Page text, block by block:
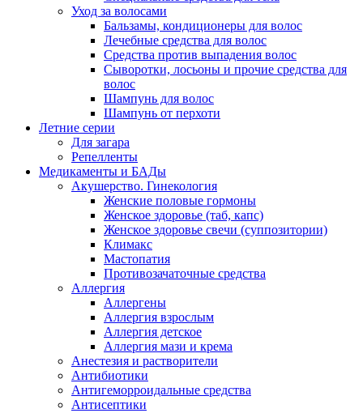
Уход за волосами
Бальзамы, кондиционеры для волос
Лечебные средства для волос
Средства против выпадения волос
Сыворотки, лосьоны и прочие средства для
волос
Шампунь для волос
Шампунь от перхоти
Летние серии
Для загара
Репелленты
Медикаменты и БАДы
Акушерство. Гинекология
Женские половые гормоны
Женское здоровье (таб, капс)
Женское здоровье свечи (суппозитории)
Климакс
Мастопатия
Противозачаточные средства
Аллергия
Аллергены
Аллергия взрослым
Аллергия детское
Аллергия мази и крема
Анестезия и растворители
Антибиотики
Антигеморроидальные средства
Антисептики